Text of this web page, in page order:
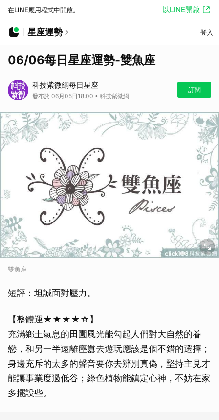
在LINE應用程式中開啟。 以LINE開啟
星座運勢 登入
06/06每日星座運勢-雙魚座
科技紫微網每日星座
發布於 06月05日18:00 • 科技紫微網
訂閱
雙魚座
短評：坦誠面對壓力。
【整體運★★★★☆】
充滿鄉土氣息的田園風光能勾起人們對大自然的眷
戀，和另一半遠離塵囂去遊玩應該是個不錯的選擇；
身邊充斥的太多的聲音要你去辨別真偽，堅持主見才
能讓事業度過低谷；綠色植物能鎮定心神，不妨在家
多擺設些。